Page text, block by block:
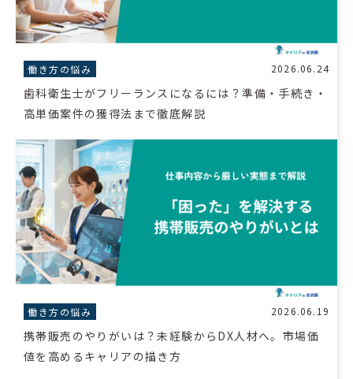
働き方の悩み 2026.06.24
歯科衛生士がフリーランスになるには？準備・手続き・
高単価案件の獲得法まで徹底解説
働き方の悩み 2026.06.19
携帯販売のやりがいは？未経験からDX人材へ。市場価
値を高めるキャリアの描き方